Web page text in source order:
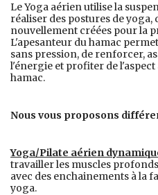
Le Yoga aérien utilise la
réaliser des postures de yoga,
nouvellement créées pour la
L'apesanteur du hamac
sans pression, de renforcer,
l'énergie et profiter de
hamac.
Nous vous proposons
Yoga/Pilate aérien
travailler les muscles
avec des enchainements à la
yoga.